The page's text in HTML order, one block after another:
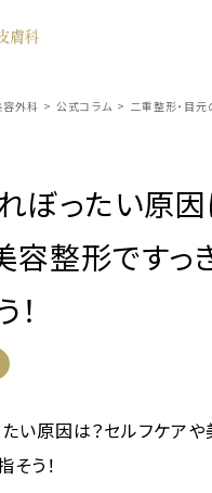
外科 > 公式コラム > 二重整形・目
ぼったい原因
容整形ですっ